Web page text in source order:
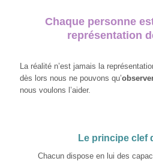
Chaque personne
représentation
La réalité n’est jamais la
dès lors nous ne pouvons qu’
nous voulons l’aider.
Le principe clef
Chacun dispose en lui des